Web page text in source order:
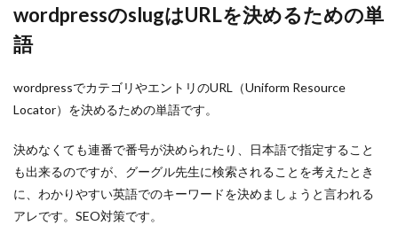
wordpressのslugはURLを決めるための単
語
wordpressでカテゴリやエントリのURL（Uniform Resource
Locator）を決めるための単語です。
決めなくても連番で番号が決められたり、日本語で指定すること
も出来るのですが、グーグル先生に検索されることを考えたとき
に、わかりやすい英語でのキーワードを決めましょうと言われる
アレです。SEO対策です。